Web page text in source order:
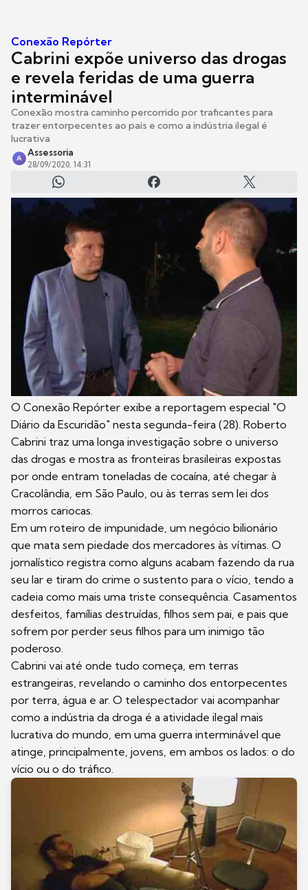
Conexão Repórter
Cabrini expõe universo das drogas
e revela feridas de uma guerra
interminável
Conexão mostra caminho percorrido por traficantes para
trazer entorpecentes ao país e como a indústria ilegal é
lucrativa
A
Assessoria
28/09/2020, 14:31
O Conexão Repórter exibe a reportagem especial "O
Diário da Escuridão" nesta segunda-feira (28). Roberto
Cabrini traz uma longa investigação sobre o universo
das drogas e mostra as fronteiras brasileiras expostas
por onde entram toneladas de cocaína, até chegar à
Cracolândia, em São Paulo, ou às terras sem lei dos
morros cariocas.
Em um roteiro de impunidade, um negócio bilionário
que mata sem piedade dos mercadores às vítimas. O
jornalístico registra como alguns acabam fazendo da rua
seu lar e tiram do crime o sustento para o vício, tendo a
cadeia como mais uma triste consequência. Casamentos
desfeitos, famílias destruídas, filhos sem pai, e pais que
sofrem por perder seus filhos para um inimigo tão
poderoso.
Cabrini vai até onde tudo começa, em terras
estrangeiras, revelando o caminho dos entorpecentes
por terra, água e ar. O telespectador vai acompanhar
como a indústria da droga é a atividade ilegal mais
lucrativa do mundo, em uma guerra interminável que
atinge, principalmente, jovens, em ambos os lados: o do
vício ou o do tráfico.